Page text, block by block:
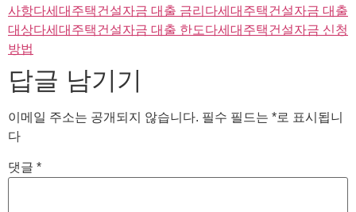
사항다세대주택건설자금 대출 금리 다세대주택건설자금 대출
대상다세대주택건설자금 대출 한도다세대주택건설자금 신청
방법
답글 남기기
이메일 주소는 공개되지 않습니다. 필수 필드는 *로 표시됩니
다
댓글 *